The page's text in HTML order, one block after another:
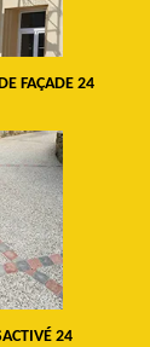
FAÇADE 24
24